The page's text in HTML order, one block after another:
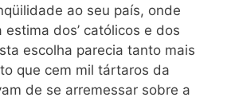
ao seu país, onde
dos’ católicos e dos
escolha parecia tanto mais
que cem mil tártaros da
de se arremessar sobre a